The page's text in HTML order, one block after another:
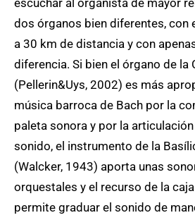
escuchar al organista de mayor
dos órganos bien diferentes, con
a 30 km de distancia y con
diferencia. Si bien el órgano de la
(Pellerin&Uys, 2002) es más
música barroca de Bach por la
paleta sonora y por la
sonido, el instrumento de la
(Walcker, 1943) aporta unas
orquestales y el recurso de la
permite graduar el sonido de